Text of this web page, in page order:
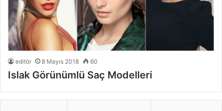
editör 8 Mayıs 2018 60
Islak Görünümlü Saç Modelleri